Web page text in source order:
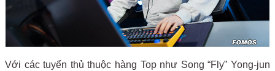
Với các tuyển thủ thuộc hàng Top như Song “Fly” Yong-jun